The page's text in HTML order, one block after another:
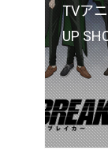
TVア
UP